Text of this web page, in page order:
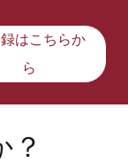
はこちらか
ら
？